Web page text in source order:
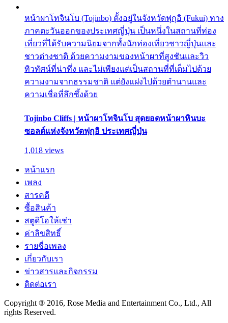
หน้าผาโทจินโบ (Tojinbo) ตั้งอยู่ในจังหวัดฟุกุอิ (Fukui) ทาง
ภาคตะวันออกของประเทศญี่ปุ่น เป็นหนึ่งในสถานที่ท่อง
เที่ยวที่ได้รับความนิยมจากทั้งนักท่องเที่ยวชาวญี่ปุ่นและ
ชาวต่างชาติ ด้วยความงามของหน้าผาที่สูงชันและวิว
ทิวทัศน์ที่น่าทึ่ง และไม่เพียงแต่เป็นสถานที่ที่เต็มไปด้วย
ความงามจากธรรมชาติ แต่ยังแฝงไปด้วยตำนานและ
ความเชื่อที่ลึกซึ้งด้วย
Tojinbo Cliffs | หน้าผาโทจินโบ สุดยอดหน้าผาหินบะ
ซอลต์แห่งจังหวัดฟุกุอิ ประเทศญี่ปุ่น
1,018 views
หน้าแรก
เพลง
สารคดี
ซื้อสินค้า
สตูดิโอให้เช่า
ค่าลิขสิทธิ์
รายชื่อเพลง
เกี่ยวกับเรา
ข่าวสารและกิจกรรม
ติดต่อเรา
Copyright ® 2016, Rose Media and Entertainment Co., Ltd., All
rights Reserved.